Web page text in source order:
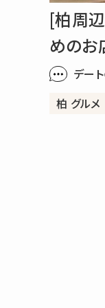
[柏周
めの
デー
柏 グルメ